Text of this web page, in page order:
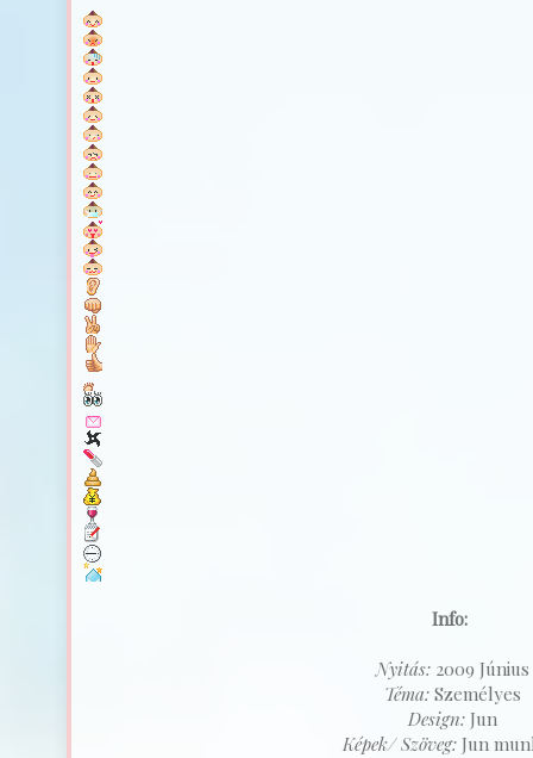
Info:
Nyitás:2009 Június
Téma:Személyes
Design:Jun
Képek/ Szöveg: Jun